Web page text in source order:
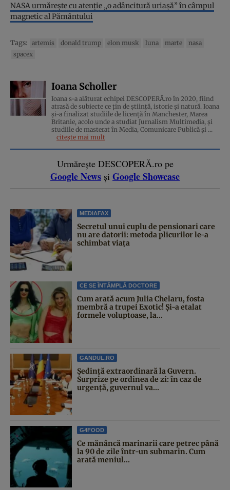
NASA urmărește cu atenție „o adâncitură uriașă” în câmpul
magnetic al Pământului
Tags: artemis donald trump elon musk luna marte
nasa
spacex
Ioana Scholler
Ioana s-a alăturat echipei DESCOPERĂ.ro în 2020, fiind
atrasă de subiecte ce țin de știință, istorie și natură. Ioana
și-a finalizat studiile de licență în Manchester, Marea
Britanie, acolo unde a studiat Jurnalism Multimedia, și
studiile de masterat în Media, Comunicare Publică și ...
citește mai mult
Urmărește DESCOPERĂ.ro pe
Google News și Google Showcase
MEDIAFAX
Secretul unui cuplu de pensionari care
nu are datorii: metoda plicurilor le-a
schimbat viața
CE SE ÎNTÂMPLĂ DOCTORE
Cum arată acum Julia Chelaru, fosta
membră a trupei Exotic! Și-a etalat
formele voluptoase, la...
GANDUL.RO
Şedinţă extraordinară la Guvern.
Surprize pe ordinea de zi: în caz de
urgență, guvernul va...
G4FOOD
Ce mănâncă marinarii care petrec până
la 90 de zile într-un submarin. Cum
arată meniul...